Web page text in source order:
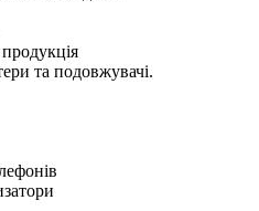
та подовжувачі.